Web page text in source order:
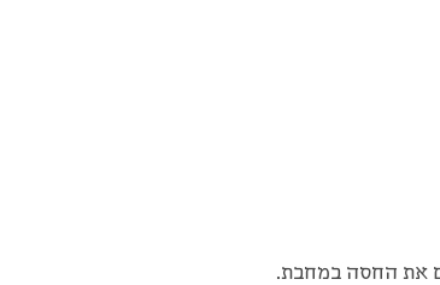
את החסה במחבת.